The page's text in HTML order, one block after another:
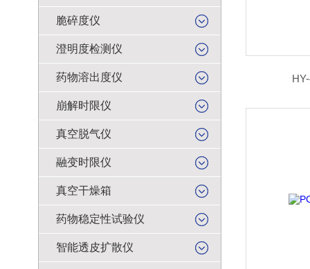
脆碎度仪
澄明度检测仪
药物溶出度仪
崩解时限仪
真空脱气仪
融变时限仪
真空干燥箱
药物稳定性试验仪
智能透皮扩散仪